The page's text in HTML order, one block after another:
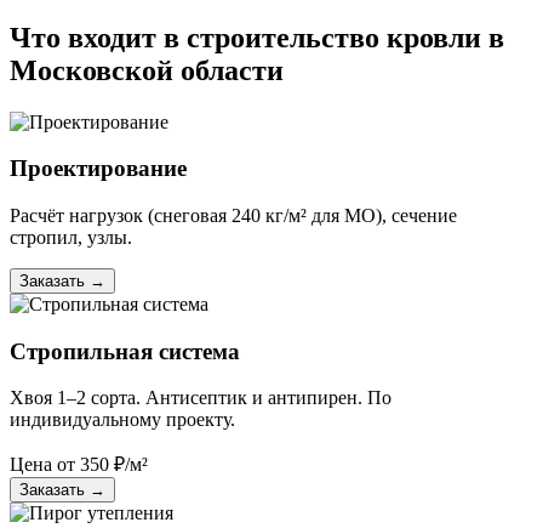
Что входит в строительство кровли в
Московской области
Проектирование
Расчёт нагрузок (снеговая 240 кг/м² для МО), сечение
стропил, узлы.
Заказать →
Стропильная система
Хвоя 1–2 сорта. Антисептик и антипирен. По
индивидуальному проекту.
Цена от 350 ₽/м²
Заказать →